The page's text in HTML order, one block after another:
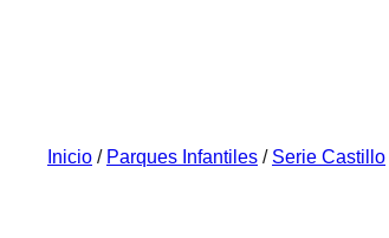
Inicio / Parques Infantiles / Serie Castillo